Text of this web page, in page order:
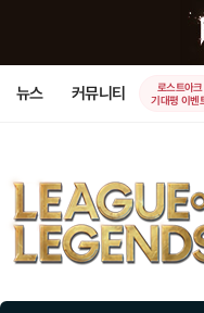
뉴스 커뮤니티
로스트아크
기대평 이벤